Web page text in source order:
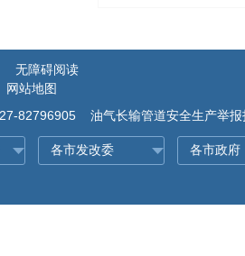
无障碍阅读
网站地图
82796905 油气长输管道安全生产举